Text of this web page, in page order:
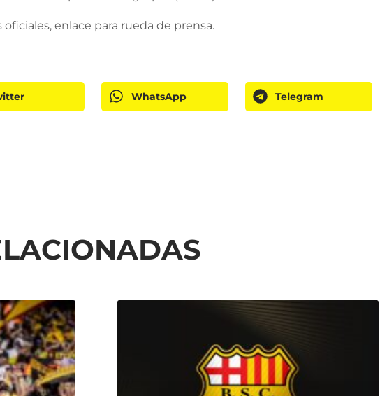
enlace para rueda de prensa.
WhatsApp Telegram